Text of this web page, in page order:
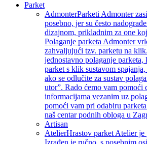
Parket
AdmonterParketi Admonter
posebno, jer su često
dizajnom, prikladnim za one
Polaganje parketa Admonter
zahvaljujući tzv. parketu na
jednostavno polaganje
parket s klik sustavom
ako se odlučite za sustav
utor”. Rado ćemo vam pomoći
informacijama vezanim uz
pomoći vam pri odabiru
naš centar podnih obloga u
Artisan
AtelierHrastov parket Atelier je
Izrađen je ručno, s posebnim